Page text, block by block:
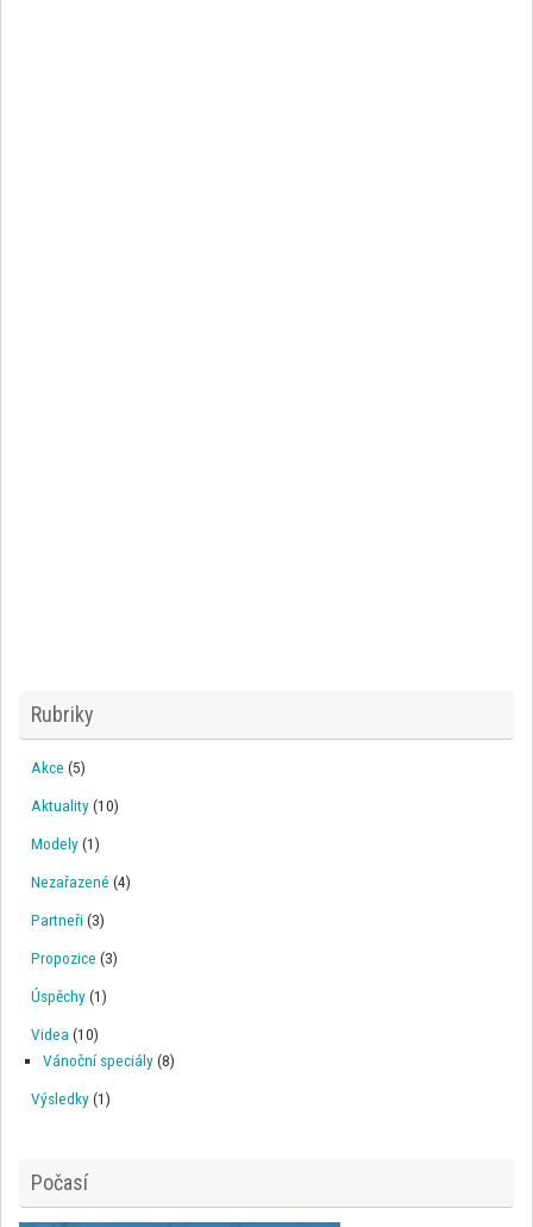
Rubriky
Akce (5)
Aktuality(10)
Modely(1)
Nezařazené (4)
Partneři (3)
Propozice (3)
Úspěchy(1)
Videa (10)
Vánoční speciály(8)
Výsledky(1)
Počasí